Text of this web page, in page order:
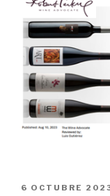
PUBLICADO
6 OCTUBRE